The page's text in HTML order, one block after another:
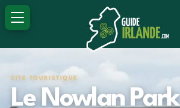
SITE TOURISTIQUE
Le Nowlan Park